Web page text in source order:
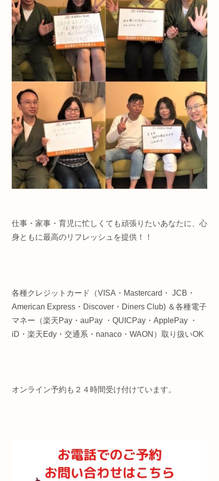
仕事・家事・育児に忙しくても頑張りたいあなたに、心
身ともに最高のリフレッシュを提供！！
各種クレジットカード（VISA・Mastercard・ JCB・
American Express・Discover・Diners Club) ＆各種電子
マネー（楽天Pay・auPay ・QUICPay・ApplePay ・
iD・楽天Edy・交通系・nanaco・WAON）取り扱いOK
オンライン予約も２４時間受け付けています。